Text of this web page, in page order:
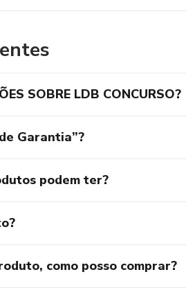
SOBRE LDB CONCURSO?
Garantia”?
podem ter?
como posso comprar?